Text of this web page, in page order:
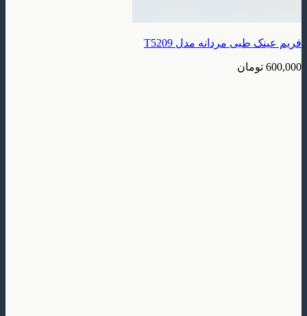
فریم عینک طبی مردانه مدل T5209
600,000 تومان